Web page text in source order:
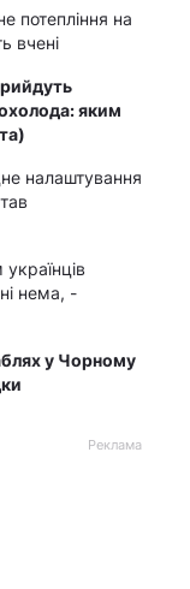
потепління на
вчені
яким
налаштування
нема, -
у Чорному
Реклама